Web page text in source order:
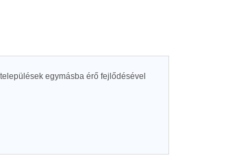
egymásba érő fejlődésével